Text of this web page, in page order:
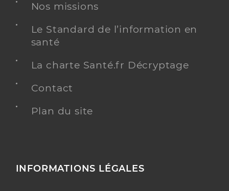
Nos missions
Le Standard de l’information en
santé
La charte Santé.fr Décryptage
Contact
Plan du site
INFORMATIONS LÉGALES